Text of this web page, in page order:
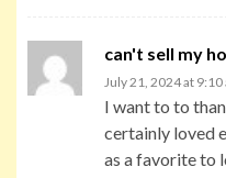
can't sell my
July 21, 2024 at 9:10
I want to to
certainly loved
as a favorite to